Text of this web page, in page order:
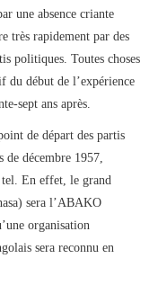
une absence criante
très rapidement par des
politiques. Toutes choses
du début de l’expérience
sept ans après.
de départ des partis
de décembre 1957,
En effet, le grand
sera l’ABAKO
organisation
sera reconnu en